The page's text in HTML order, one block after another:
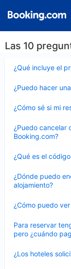
Las 10
¿Qué incluye el
cerrado
¿Puedo hacer
cerrado
¿Cómo sé si mi
cerrado
¿Puedo cancelar
Booking.com?
cerrado
¿Qué es el
cerrado
¿Dónde puedo
alojamiento?
cerrado
¿Cómo puedo
cerrado
Para reservar
pero ¿cuándo
cerrado
¿Los hoteles
cerrado